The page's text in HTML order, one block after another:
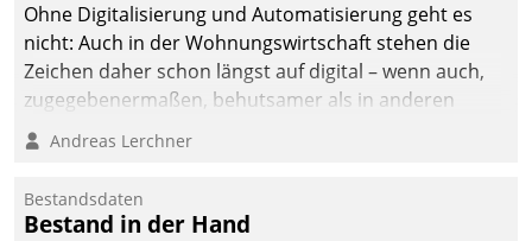
Ohne Digitalisierung und Automatisierung geht es
nicht: Auch in der Wohnungswirtschaft stehen die
Zeichen daher schon längst auf digital – wenn auch,
zugegebenermaßen, behutsamer als in anderen
Branchen.
Andreas Lerchner
Bestandsdaten
Bestand in der Hand